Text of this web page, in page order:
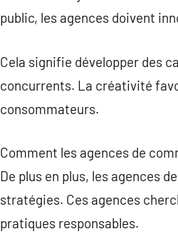
public, les agences doivent
Cela signifie développer des
concurrents. La créativité
consommateurs.
Comment les agences de
De plus en plus, les agences
stratégies. Ces agences
pratiques responsables.